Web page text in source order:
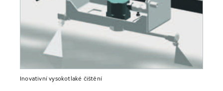
Inovativní vysokotlaké čištění